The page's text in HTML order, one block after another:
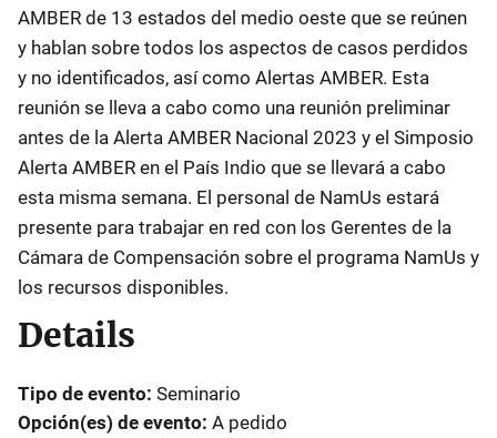
AMBER de 13 estados del medio oeste que se reúnen
y hablan sobre todos los aspectos de casos perdidos
y no identificados, así como Alertas AMBER. Esta
reunión se lleva a cabo como una reunión preliminar
antes de la Alerta AMBER Nacional 2023 y el Simposio
Alerta AMBER en el País Indio que se llevará a cabo
esta misma semana. El personal de NamUs estará
presente para trabajar en red con los Gerentes de la
Cámara de Compensación sobre el programa NamUs y
los recursos disponibles.
Details
Tipo de evento Seminario
Opción(es) de evento A pedido